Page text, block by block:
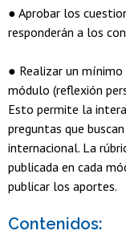
● Aprobar los
responderán a los
● Realizar un
módulo (reflexión
Esto permite la
preguntas que
internacional. La
publicada en cada
publicar los aportes.
Contenidos: